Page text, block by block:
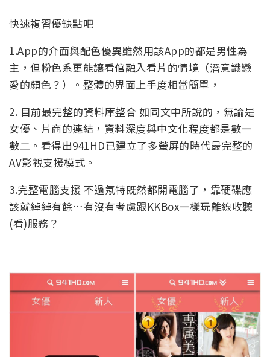
快速複習優缺點吧
1.App的介面與配色優異雖然用該App的都是男性為
主，但粉色系更能讓看倌融入看片的情境（潛意識戀
愛的顏色？）。整體的界面上手度相當簡單，
2. 目前最完整的資料庫整合 如同文中所說的，無論是
女優、片商的連結，資料深度與中文化程度都是數一
數二。看得出941HD已建立了多螢屏的時代最完整的
AV影視支援模式。
3.完整電腦支援 不過氖特既然都開電腦了，靠硬碟應
該就綽綽有餘…有沒有考慮跟KKBox一樣玩離線收聽
(看)服務？